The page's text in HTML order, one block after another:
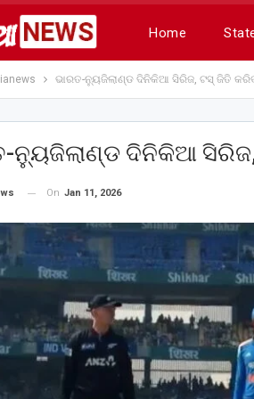
Home
ଭାରତ-ନ୍ୟୁଜିଲାଣ୍ଡ ଦିନିକିଆ ସିରିଜ, ଟସ୍‌ ଜିତି
ନ୍ୟୁଜିଲାଣ୍ଡ ଦିନିକିଆ
On Jan 11, 2026